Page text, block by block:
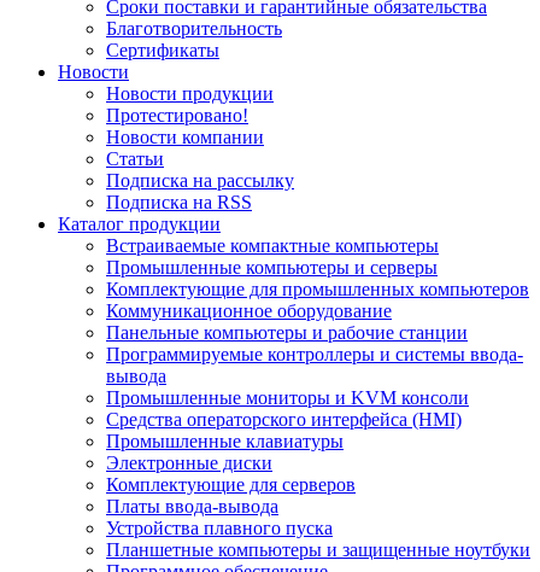
Сроки поставки и гарантийные обязательства
Благотворительность
Сертификаты
Новости
Новости продукции
Протестировано!
Новости компании
Статьи
Подписка на рассылку
Подписка на RSS
Каталог продукции
Встраиваемые компактные компьютеры
Промышленные компьютеры и серверы
Комплектующие для промышленных компьютеров
Коммуникационное оборудование
Панельные компьютеры и рабочие станции
Программируемые контроллеры и системы ввода-
вывода
Промышленные мониторы и KVM консоли
Средства операторского интерфейса (HMI)
Промышленные клавиатуры
Электронные диски
Комплектующие для серверов
Платы ввода-вывода
Устройства плавного пуска
Планшетные компьютеры и защищенные ноутбуки